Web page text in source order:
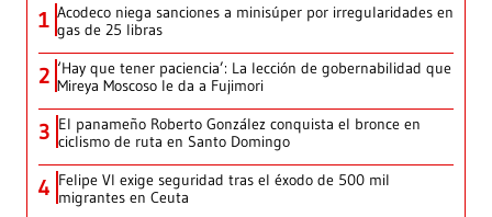
1 Acodeco niega sanciones a minisúper por irregularidades en
gas de 25 libras
2 ‘Hay que tener paciencia’: La lección de gobernabilidad que
Mireya Moscoso le da a Fujimori
3 El panameño Roberto González conquista el bronce en
ciclismo de ruta en Santo Domingo
4 Felipe VI exige seguridad tras el éxodo de 500 mil
migrantes en Ceuta